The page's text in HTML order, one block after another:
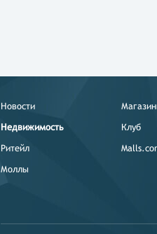
Новости
Недвижимость
Ритейл
Моллы
Клуб